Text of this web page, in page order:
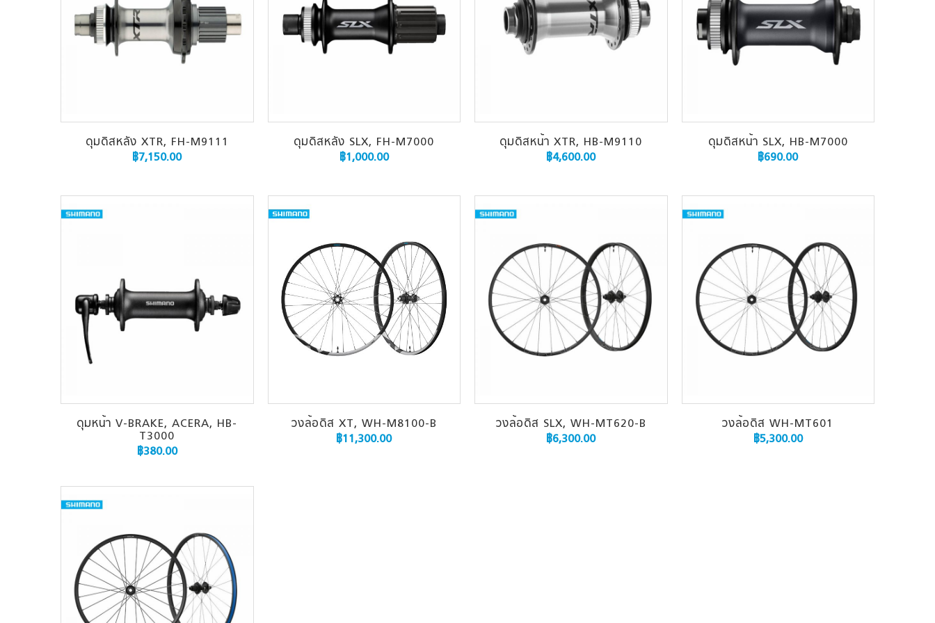
ดุมดิสหลัง XTR, FH-M9111
฿7,150.00
ดุมดิสหลัง SLX, FH-M7000
฿1,000.00
ดุมดิสหน้า XTR, HB-M9110
฿4,600.00
ดุมดิสหน้า SLX, HB-M7000
฿690.00
ดุมหน้า V-BRAKE, ACERA, HB-
T3000
฿380.00
วงล้อดิส XT, WH-M8100-B
฿11,300.00
วงล้อดิส SLX, WH-MT620-B
฿6,300.00
วงล้อดิส WH-MT601
฿5,300.00